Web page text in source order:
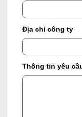
Địa chỉ công ty
Thông tin yêu